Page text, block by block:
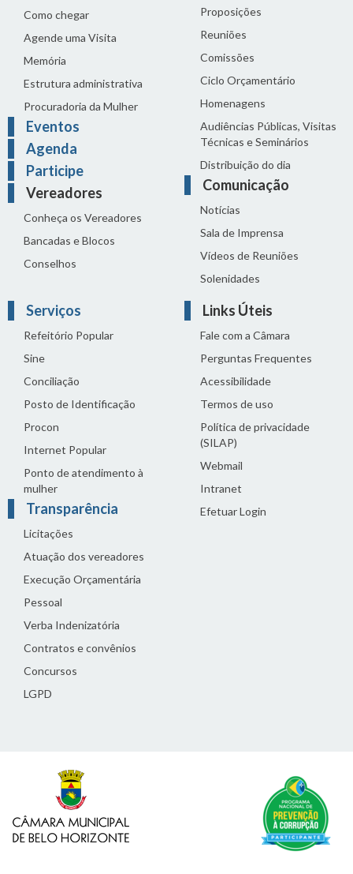
Como chegar
Agende uma Visita
Memória
Estrutura administrativa
Procuradoria da Mulher
Eventos
Agenda
Participe
Vereadores
Conheça os Vereadores
Bancadas e Blocos
Conselhos
Proposições
Reuniões
Comissões
Ciclo Orçamentário
Homenagens
Audiências Públicas, Visitas
Técnicas e Seminários
Distribuição do dia
Comunicação
Notícias
Sala de Imprensa
Vídeos de Reuniões
Solenidades
Serviços
Refeitório Popular
Sine
Conciliação
Posto de Identificação
Procon
Internet Popular
Ponto de atendimento à
mulher
Transparência
Licitações
Atuação dos vereadores
Execução Orçamentária
Pessoal
Verba Indenizatória
Contratos e convênios
Concursos
LGPD
Links Úteis
Fale com a Câmara
Perguntas Frequentes
Acessibilidade
Termos de uso
Política de privacidade
(SILAP)
Webmail
Intranet
Efetuar Login